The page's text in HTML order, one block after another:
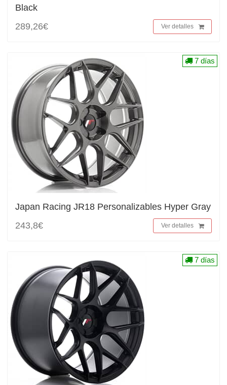
Black
289,26€
Ver detalles
Japan Racing JR18 Personalizables Hyper Gray
243,8€
Ver detalles
7 días
7 días